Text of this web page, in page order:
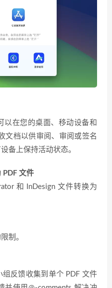
在您的桌面、移动设备和
文档以供审阅、审阅或签名
备上保持活动状态。
PDF 文件
和 InDesign 文件转换为
制。
反馈收集到单个 PDF 文件